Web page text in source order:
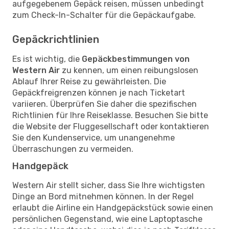
aufgegebenem Gepäck reisen, müssen unbedingt
zum Check-In-Schalter für die Gepäckaufgabe.
Gepäckrichtlinien
Es ist wichtig, die Gepäckbestimmungen von
Western Air zu kennen, um einen reibungslosen
Ablauf Ihrer Reise zu gewährleisten. Die
Gepäckfreigrenzen können je nach Ticketart
variieren. Überprüfen Sie daher die spezifischen
Richtlinien für Ihre Reiseklasse. Besuchen Sie bitte
die Website der Fluggesellschaft oder kontaktieren
Sie den Kundenservice, um unangenehme
Überraschungen zu vermeiden.
Handgepäck
Western Air stellt sicher, dass Sie Ihre wichtigsten
Dinge an Bord mitnehmen können. In der Regel
erlaubt die Airline ein Handgepäckstück sowie einen
persönlichen Gegenstand, wie eine Laptoptasche